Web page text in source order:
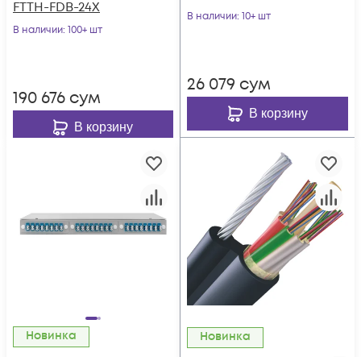
FTTH-FDB-24X
В наличии: 100+ шт
190 676 сум
В корзину
В наличии: 10+ шт
26 079 сум
В корзину
Новинка Новинка